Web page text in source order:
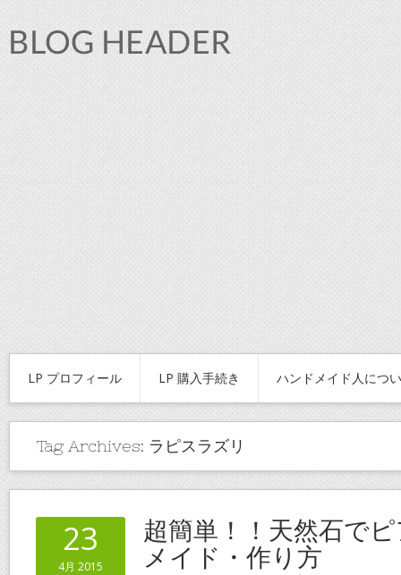
LP プロフィール LP 購入手続き ハンドメイド人につ
Tag Archives: ラピスラズリ
23
4月 2015
超簡単！！天然石で
メイド・作り方